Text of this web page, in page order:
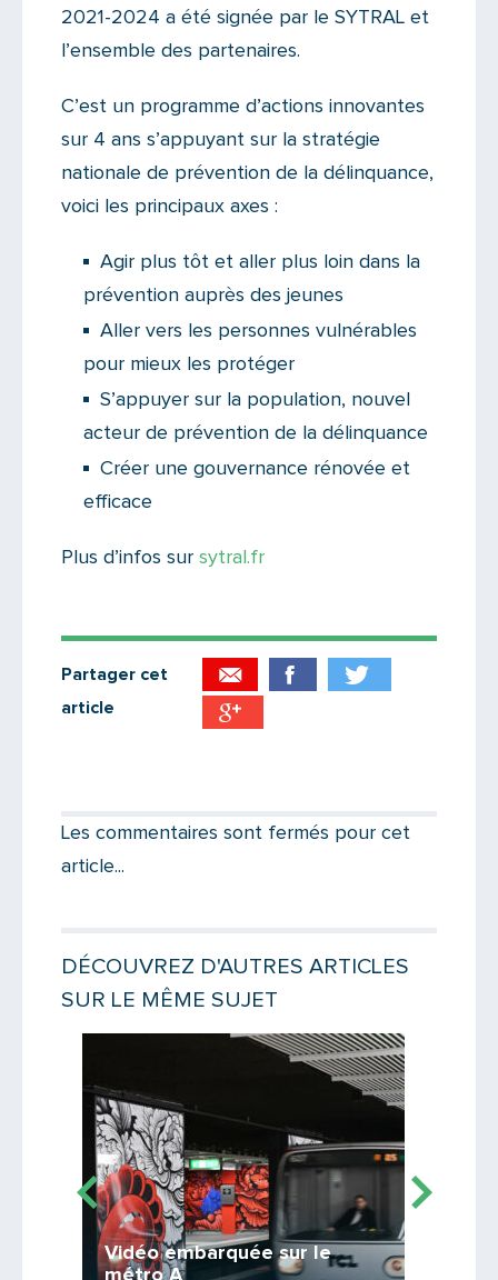
2021-2024 a été signée par le SYTRAL et
l’ensemble des partenaires.
C’est un programme d’actions innovantes
sur 4 ans s’appuyant sur la stratégie
nationale de prévention de la délinquance,
voici les principaux axes :
Agir plus tôt et aller plus loin dans la
prévention auprès des jeunes
Aller vers les personnes vulnérables
pour mieux les protéger
S’appuyer sur la population, nouvel
acteur de prévention de la délinquance
Créer une gouvernance rénovée et
efficace
Plus d’infos sur sytral.fr
Partager cet
article
Message
Les commentaires sont fermés pour cet
article...
DÉCOUVREZ D'AUTRES ARTICLES
SUR LE MÊME SUJET
Vidéo embarquée sur le
métro A